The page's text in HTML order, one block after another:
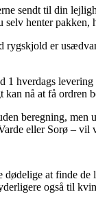
sendt til din
henter
er
1 hverdags
kan nå at få ordren
beregning,
eller Sorø – vil
at finde de
også til